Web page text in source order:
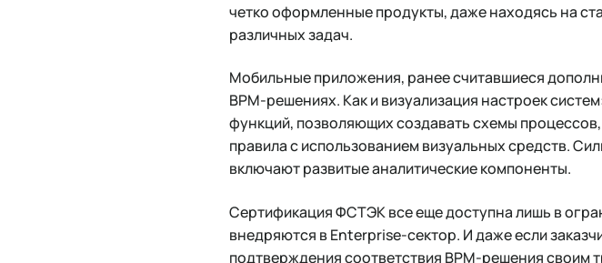
четко оформленные продукты, даже находясь на
различных задач.
Мобильные приложения, ранее считавшиеся
BPM-решениях. Как и визуализация настроек
функций, позволяющих создавать схемы
правила с использованием визуальных средств.
включают развитые аналитические компоненты.
Сертификация ФСТЭК все еще доступна лишь в
внедряются в Enterprise-сектор. И даже если
подтверждения соответствия BPM-решения своим